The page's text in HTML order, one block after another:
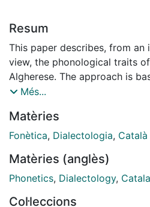
Resum
This paper describes, from
view, the phonological traits
Algherese. The approach is
upon the syllabic structure of
between one clitic and
allow any type of coda in
simplification, through the
[a] between the verb and the
Més...
Matèries
Fonètica, Dialectologia, Català
Matèries (anglès)
Phonetics, Dialectology,
Col·leccions